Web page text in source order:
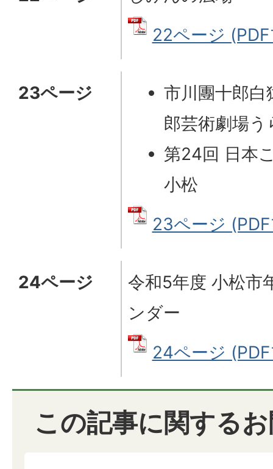
22ページ
23ページ
市川團十郎白
郎芸術劇場
第24回 日本
小松
23ページ
24ページ
令和5年度 小松市
ンダー
24ページ
この記事に関する